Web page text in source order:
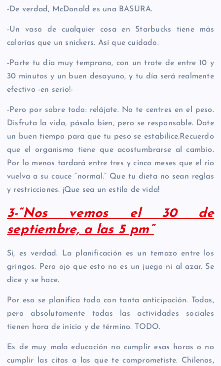
-De verdad, McDonald es una BASURA.
-Un vaso de cualquier cosa en Starbucks tiene más
calorías que un snickers. Así que cuidado.
-Parte tu día muy temprano, con un trote de entre 10 y
30 minutos y un buen desayuno, y tu día será realmente
efectivo -en serio!-
-Pero por sobre todo: relájate. No te centres en el peso.
Disfruta la vida, pásalo bien, pero se responsable. Date
un buen tiempo para que tu peso se estabilice.Recuerdo
que el organismo tiene que acostumbrarse al cambio.
Por lo menos tardará entre tres y cinco meses que el río
vuelva a su cauce “normal.” Que tu dieta no sean reglas
y restricciones. ¡Que sea un estilo de vida!
3-“Nos vemos el 30 de
septiembre, a las 5 pm”
Sí, es verdad. La planificación es un temazo entre los
gringos. Pero ojo que esto no es un juego ni al azar. Se
dice y se hace.
Por eso se planifica todo con tanta anticipación. Todas,
pero absolutamente todas las actividades sociales
tienen hora de inicio y de término. TODO.
Es de muy mala educación no cumplir esas horas o no
cumplir las citas a las que te comprometiste. Chilenos,